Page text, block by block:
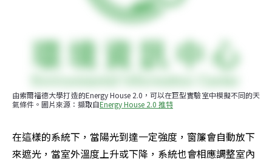
由索爾福德大學打造的Energy House 2.0，可以在巨型實驗室中模擬不同的天
氣條件。圖片來源：擷取自Energy House 2.0 推特
在這樣的系統下，當陽光到達一定強度，窗簾會自動放下
來遮光，當室外溫度上升或下降，系統也會相應調整室內